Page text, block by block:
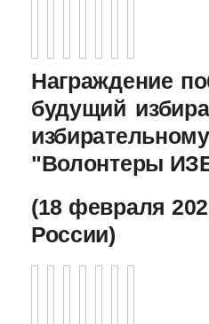
Награждение
будущий
"Волонтеры
(18 февраля
России)